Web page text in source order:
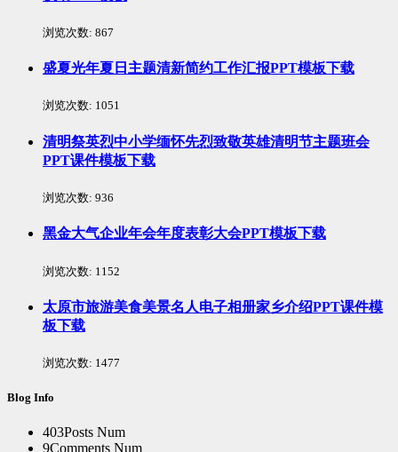
浏览次数: 867
盛夏光年夏日主题清新简约工作汇报PPT模板下载
浏览次数: 1051
清明祭英烈中小学缅怀先烈致敬英雄清明节主题班会
PPT课件模板下载
浏览次数: 936
黑金大气企业年会年度表彰大会PPT模板下载
浏览次数: 1152
太原市旅游美食美景名人电子相册家乡介绍PPT课件模
板下载
浏览次数: 1477
Blog Info
403Posts Num
9Comments Num